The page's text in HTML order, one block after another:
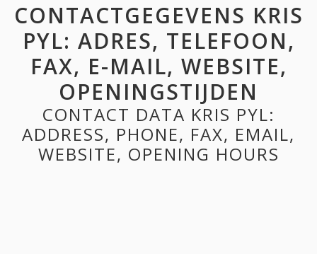
CONTACTGEGEVENS KRIS
PYL: ADRES, TELEFOON,
FAX, E-MAIL, WEBSITE,
OPENINGSTIJDEN
CONTACT DATA KRIS PYL:
ADDRESS, PHONE, FAX, EMAIL,
WEBSITE, OPENING HOURS